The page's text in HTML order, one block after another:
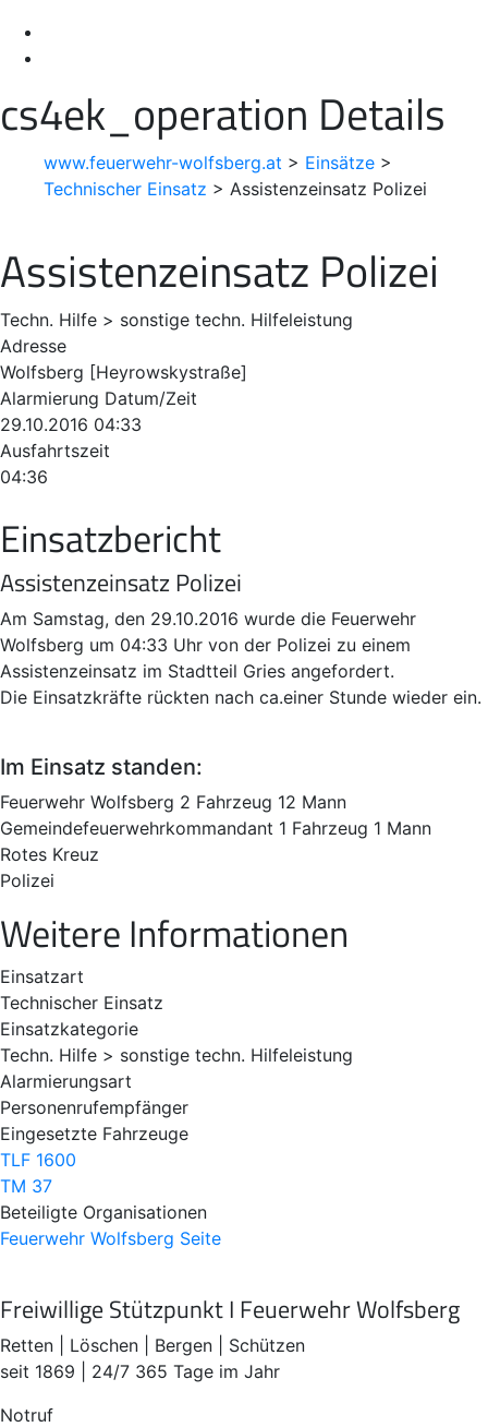
cs4ek_operation Details
www.feuerwehr-wolfsberg.at > Einsätze >
Technischer Einsatz > Assistenzeinsatz Polizei
Assistenzeinsatz Polizei
Techn. Hilfe > sonstige techn. Hilfeleistung
Adresse
Wolfsberg [Heyrowskystraße]
Alarmierung Datum/Zeit
29.10.2016 04:33
Ausfahrtszeit
04:36
Einsatzbericht
Assistenzeinsatz Polizei
Am Samstag, den 29.10.2016 wurde die Feuerwehr
Wolfsberg um 04:33 Uhr von der Polizei zu einem
Assistenzeinsatz im Stadtteil Gries angefordert.
Die Einsatzkräfte rückten nach ca.einer Stunde wieder ein.
Im Einsatz standen:
Feuerwehr Wolfsberg 2 Fahrzeug 12 Mann
Gemeindefeuerwehrkommandant 1 Fahrzeug 1 Mann
Rotes Kreuz
Polizei
Weitere Informationen
Einsatzart
Technischer Einsatz
Einsatzkategorie
Techn. Hilfe > sonstige techn. Hilfeleistung
Alarmierungsart
Personenrufempfänger
Eingesetzte Fahrzeuge
TLF 1600
TM 37
Beteiligte Organisationen
Feuerwehr Wolfsberg Seite
Freiwillige Stützpunkt I Feuerwehr Wolfsberg
Retten | Löschen | Bergen | Schützen
seit 1869 | 24/7 365 Tage im Jahr
Notruf